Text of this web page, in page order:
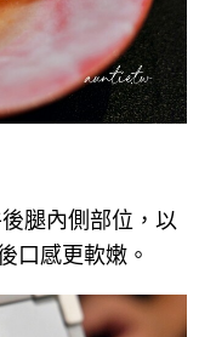
腿內側部位，以
口感更軟嫩。